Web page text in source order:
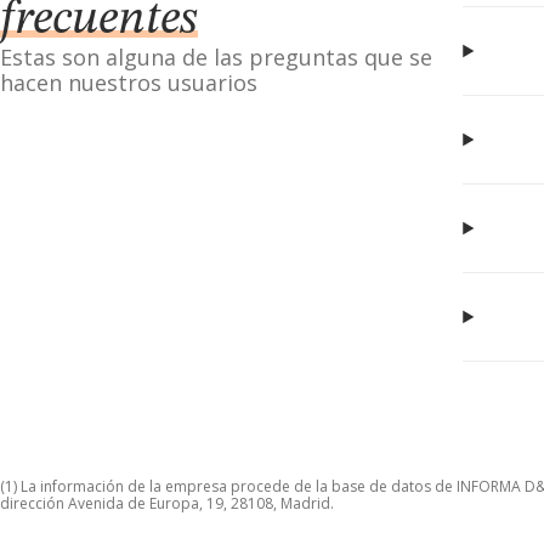
frecuentes
Estas son alguna de las preguntas que se
hacen nuestros usuarios
(1) La información de la empresa procede de la base de datos de INFORMA
dirección Avenida de Europa, 19, 28108, Madrid.